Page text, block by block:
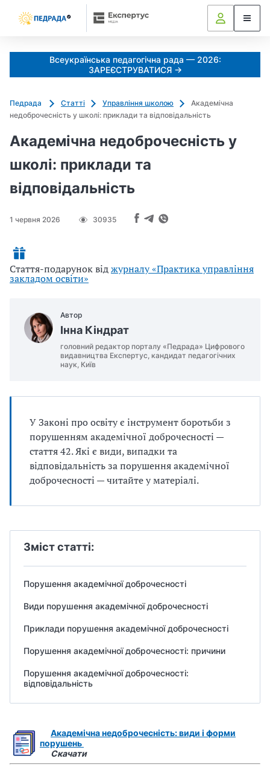
Всеукраїнська педагогічна рада — 2026:
ЗАРЕЄСТРУВАТИСЯ →
Педрада Статті Управління школою
Академічна
недоброчесність у школі: приклади та відповідальність
Академічна недоброчесність у
школі: приклади та
відповідальність
1 червня 2026 30935
Стаття-подарунок віджурналу «Практика управління
закладом освіти»
Автор
Інна Кіндрат
головний редактор порталу «Педрада» Цифрового
видавництва Експертус, кандидат педагогічних
наук, Київ
У Законі про освіту є інструмент боротьби з
порушенням академічної доброчесності —
стаття 42. Які є види, випадки та
відповідальність за порушення академічної
доброчесності — читайте у матеріалі.
Зміст статті:
Порушення академічної доброчесності
Види порушення академічної доброчесності
Приклади порушення академічної доброчесності
Порушення академічної доброчесності: причини
Порушення академічної доброчесності:
відповідальність
Академічна недоброчесність: види і форми
порушень
Скачати